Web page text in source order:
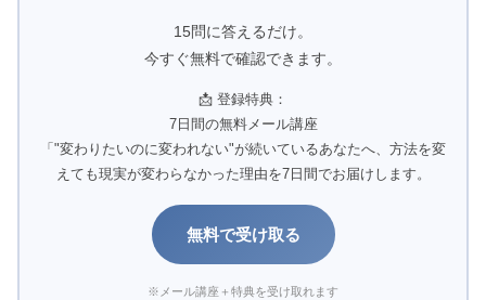
15問に答えるだけ。
今すぐ無料で確認できます。
📩 登録特典：
7日間の無料メール講座
「"変わりたいのに変われない"が続いているあなたへ、方法を変
えても現実が変わらなかった理由を7日間でお届けします。
無料で受け取る
※メール講座＋特典を受け取れます